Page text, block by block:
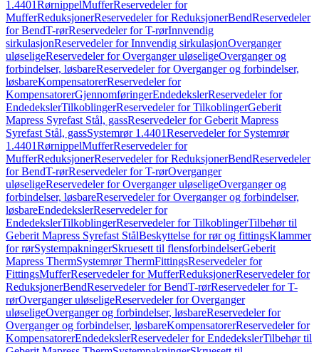
1.4401RørnippelMufferReservedeler for
MufferReduksjonerReservedeler for ReduksjonerBendReservedeler
for BendT-rørReservedeler for T-rørInnvendig
sirkulasjonReservedeler for Innvendig sirkulasjonOverganger
uløseligeReservedeler for Overganger uløseligeOverganger og
forbindelser, løsbareReservedeler for Overganger og forbindelser,
løsbareKompensatorerReservedeler for
KompensatorerGjennomføringerEndedekslerReservedeler for
EndedekslerTilkoblingerReservedeler for TilkoblingerGeberit
Mapress Syrefast Stål, gassReservedeler for Geberit Mapress
Syrefast Stål, gassSystemrør 1.4401Reservedeler for Systemrør
1.4401RørnippelMufferReservedeler for
MufferReduksjonerReservedeler for ReduksjonerBendReservedeler
for BendT-rørReservedeler for T-rørOverganger
uløseligeReservedeler for Overganger uløseligeOverganger og
forbindelser, løsbareReservedeler for Overganger og forbindelser,
løsbareEndedekslerReservedeler for
EndedekslerTilkoblingerReservedeler for TilkoblingerTilbehør til
Geberit Mapress Syrefast StålBeskyttelse for rør og fittingsKlammer
for rørSystempakningerSkruesett til flensforbindelserGeberit
Mapress ThermSystemrør ThermFittingsReservedeler for
FittingsMufferReservedeler for MufferReduksjonerReservedeler for
ReduksjonerBendReservedeler for BendT-rørReservedeler for T-
rørOverganger uløseligeReservedeler for Overganger
uløseligeOverganger og forbindelser, løsbareReservedeler for
Overganger og forbindelser, løsbareKompensatorerReservedeler for
KompensatorerEndedekslerReservedeler for EndedekslerTilbehør til